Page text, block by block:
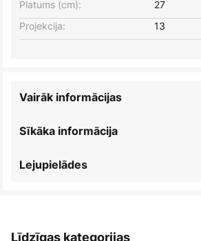
Platums (cm): 27
Projekcija: 13
Sīkāka informācija
Vairāk informācijas
Lejupielādes
Līdzīgas kategorijas